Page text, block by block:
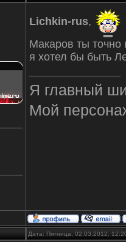
Lichkin-rus,
Макаров ты
я хотел бы быть
Я главный
Мой
Дата: Пятница, 02.03.2012,